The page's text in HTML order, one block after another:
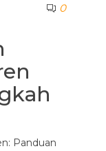
0
Panduan